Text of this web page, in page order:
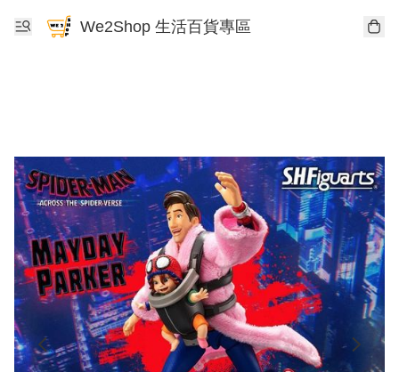
We2Shop 生活百貨專區